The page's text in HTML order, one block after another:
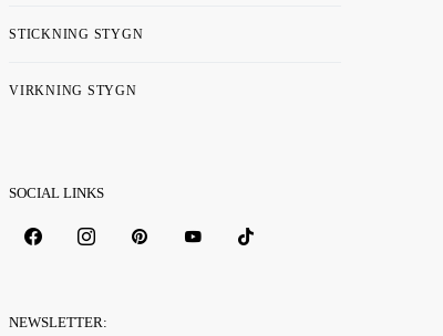
STICKNING STYGN
VIRKNING STYGN
SOCIAL LINKS
NEWSLETTER: